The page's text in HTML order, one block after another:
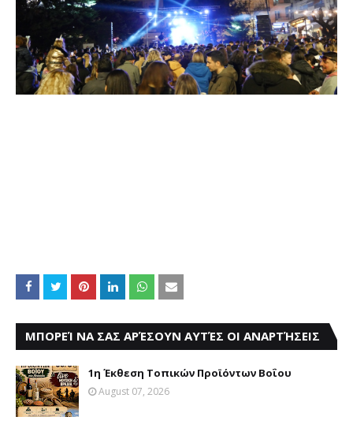
ΜΠΟΡΕΊ ΝΑ ΣΑΣ ΑΡΈΣΟΥΝ ΑΥΤΈΣ ΟΙ ΑΝΑΡΤΉΣΕΙΣ
1η Έκθεση Τοπικών Προϊόντων Βοΐου
August 07, 2026